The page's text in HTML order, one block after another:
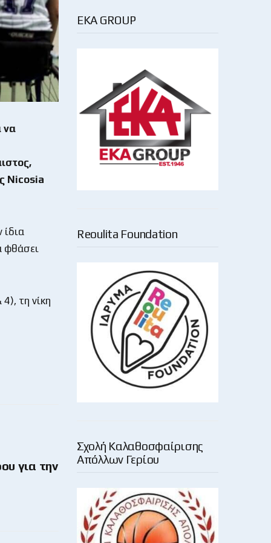
να
Nicosia
ίδια
φθάσει
τη νίκη
για την
EKA GROUP
Reoulita Foundation
Σχολή Καλαθοσφαίρισης
Απόλλων Γερίου